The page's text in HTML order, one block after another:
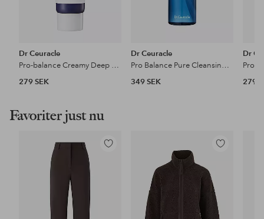
Dr Ceuracle
Pro-balance Creamy Deep Cleansing Foam 150 ml
279 SEK
Dr Ceuracle
Pro Balance Pure Cleansing Oil 155Ml
349 SEK
Dr
279
Favoriter just nu
Lägg
Lägg
favoriter